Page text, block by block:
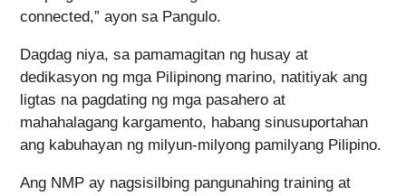
connected,” ayon sa Pangulo.
Dagdag niya, sa pamamagitan ng husay at
dedikasyon ng mga Pilipinong marino, natitiyak ang
ligtas na pagdating ng mga pasahero at
mahahalagang kargamento, habang sinusuportahan
ang kabuhayan ng milyun-milyong pamilyang Pilipino.
Ang NMP ay nagsisilbing pangunahing training at